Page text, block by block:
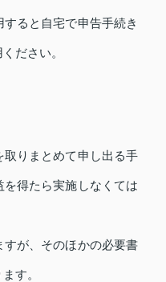
ると自宅で申告手続き
ださい。
りまとめて申し出る手
得たら実施しなくては
が、そのほかの必要書
す。